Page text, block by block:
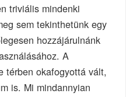
triviális mindenki
sem tekinthetünk egy
hozzájárulnánk
A
térben okafogyottá vált,
is. Mi mindannyian